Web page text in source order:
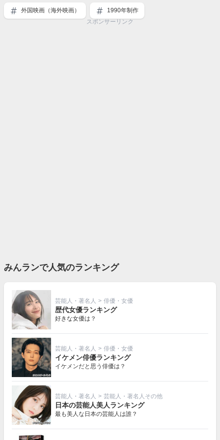
外国映画（海外映画）
1990年制作
スポンサーリンク
みんランで人気のランキング
芸能人・著名人 > 俳優・女優
歴代女優ランキング
好きな女優は？
芸能人・著名人 > 俳優・女優
イケメン俳優ランキング
イケメンだと思う俳優は？
芸能人・著名人 > 芸能人・著名人その他
日本の芸能人美人ランキング
最も美人な日本の芸能人は誰？